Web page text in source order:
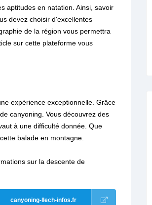
aptitudes en natation. Ainsi, savoir
devez choisir d'excellentes
de la région vous permettra
sur cette plateforme vous
expérience exceptionnelle. Grâce
canyoning. Vous découvrez des
à une difficulté donnée. Que
balade en montagne.
sur la descente de
canyoning-llech-infos.fr